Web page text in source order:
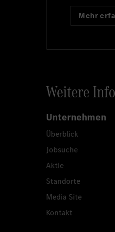
Mehr
Weitere
Unternehmen
Überblick
Jobsuche
Aktie
Standorte
Media Site
Kontakt